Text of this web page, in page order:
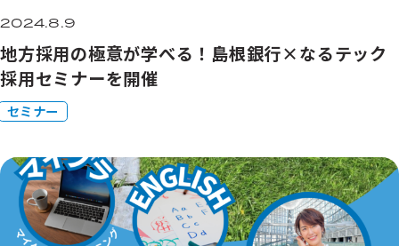
2024.8.9
地方採用の極意が学べる！島根銀行×なるテック
採用セミナーを開催
セミナー